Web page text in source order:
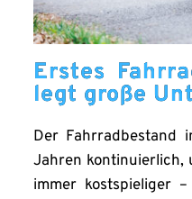
Erstes
legt große
Der Fahrradbestand
Jahren kontinuierlich,
immer kostspieliger